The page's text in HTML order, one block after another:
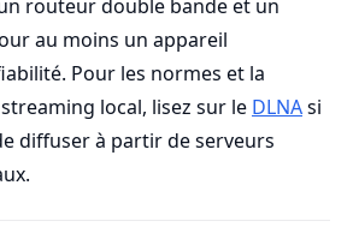
routeur double bande et un
au moins un appareil
Pour les normes et la
local, lisez sur le DLNAsi
diffuser à partir de serveurs